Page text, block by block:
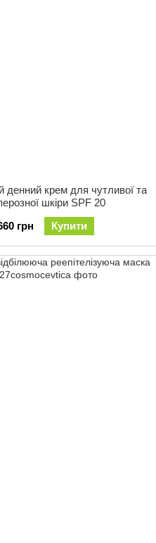
денний крем для чутливої та
шкіри SPF 20
грн
Купити